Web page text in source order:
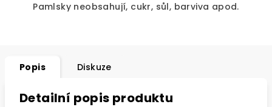
Pamlsky neobsahují, cukr, sůl, barviva apod.
Popis Diskuze
Detailní popis produktu